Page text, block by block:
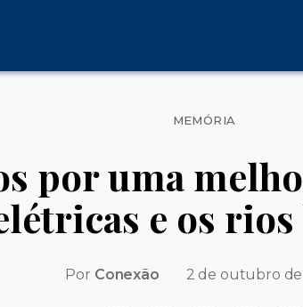
Categorias
MEMÓRIA
por uma
e os
Por Conexão 2 de outubro